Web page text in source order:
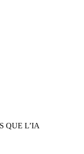
QUE L’IA